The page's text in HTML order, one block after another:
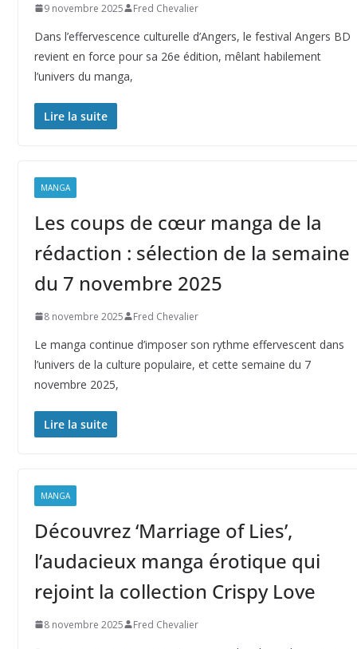
9 novembre 2025 Fred Chevalier
Dans l’effervescence culturelle d’Angers, le festival Angers BD
revient en force pour sa 26e édition, mêlant habilement
l’univers du manga,
Lire la suite
MANGA
Les coups de cœur manga de la
rédaction : sélection de la semaine
du 7 novembre 2025
8 novembre 2025 Fred Chevalier
Le manga continue d’imposer son rythme effervescent dans
l’univers de la culture populaire, et cette semaine du 7
novembre 2025,
Lire la suite
MANGA
Découvrez ‘Marriage of Lies’,
l’audacieux manga érotique qui
rejoint la collection Crispy Love
8 novembre 2025 Fred Chevalier